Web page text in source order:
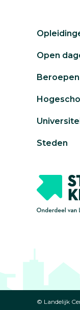
Open
Beroepen
Steden
© Landelijk